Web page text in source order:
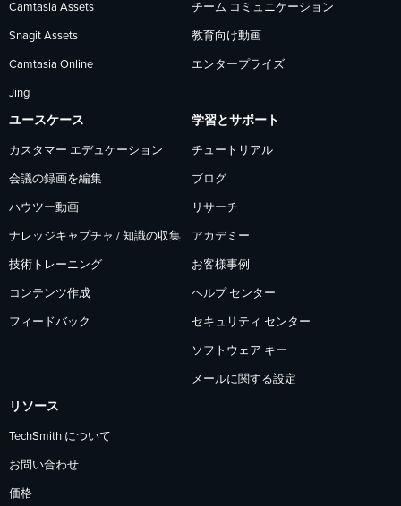
ォ
ロ
ー
ォ
ロ
ー
ォ
ロ
ー
Camtasia Assets
Snagit Assets
Camtasia Online
Jing
チーム コミュニケーション
教育向け動画
エンタープライズ
ユースケース
カスタマー エデュケーション
会議の録画を編集
ハウツー動画
ナレッジキャプチャ / 知識の収集
技術トレーニング
コンテンツ作成
フィードバック
学習とサポート
チュートリアル
ブログ
リサーチ
アカデミー
お客様事例
ヘルプ センター
セキュリティ センター
ソフトウェア キー
メールに関する設定
リソース
TechSmith について
お問い合わせ
価格